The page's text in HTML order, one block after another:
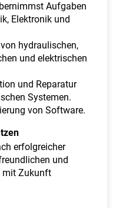
Aufgaben
Elektronik und
hydraulischen,
und elektrischen
und Reparatur
Systemen.
von Software.
erfolgreicher
und
mit Zukunft